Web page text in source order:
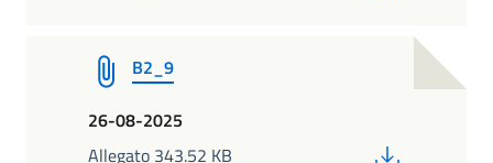
B2_9
26-08-2025
Allegato 343.52 KB